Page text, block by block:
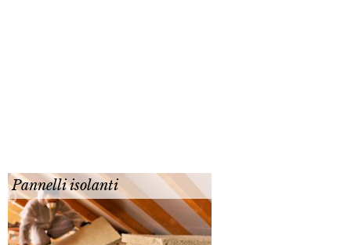
Pannelli isolanti